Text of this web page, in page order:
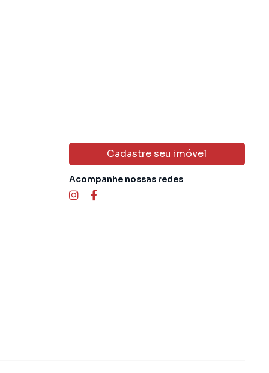
Cadastre seu imóvel
Acompanhe nossas redes